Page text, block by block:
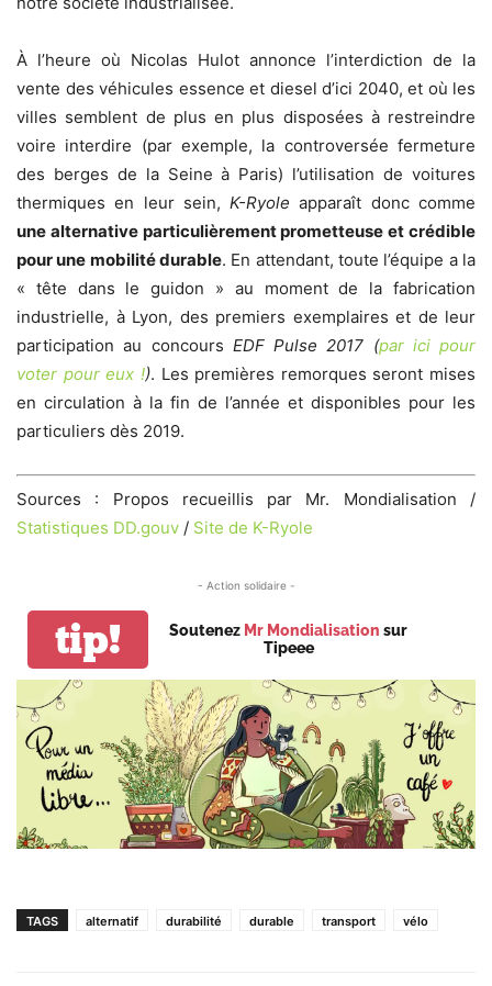
À l’heure où Nicolas Hulot annonce l’interdiction de la
vente des véhicules essence et diesel d’ici 2040, et où les
villes semblent de plus en plus disposées à restreindre
voire interdire (par exemple, la controversée fermeture
des berges de la Seine à Paris) l’utilisation de voitures
thermiques en leur sein,K-Ryole apparaît donc comme
une alternative particulièrement prometteuse et crédible
pour une mobilité durable. En attendant, toute l’équipe a la
« tête dans le guidon » au moment de la fabrication
industrielle, à Lyon, des premiers exemplaires et de leur
participation au concours EDF Pulse 2017 (par ici pour
voter pour eux !). Les premières remorques seront mises
en circulation à la fin de l’année et disponibles pour les
particuliers dès 2019.
Sources : Propos recueillis par Mr. Mondialisation /
Statistiques DD.gouv / Site de K-Ryole
- Action solidaire -
tip! Soutenez Mr Mondialisation sur
Tipeee
TAGS alternatif durabilité durable transport vélo